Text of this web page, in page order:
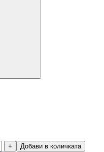
+ Добави в количката